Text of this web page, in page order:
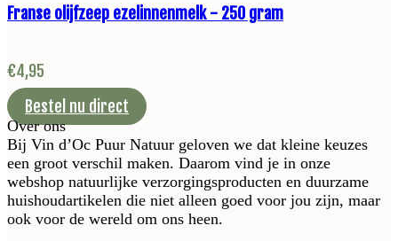
Franse olijfzeep ezelinnenmelk - 250 gram
€4,95
Bestel nu direct
Over ons
Bij Vin d’Oc Puur Natuur geloven we dat kleine keuzes
een groot verschil maken. Daarom vind je in onze
webshop natuurlijke verzorgingsproducten en duurzame
huishoudartikelen die niet alleen goed voor jou zijn, maar
ook voor de wereld om ons heen.